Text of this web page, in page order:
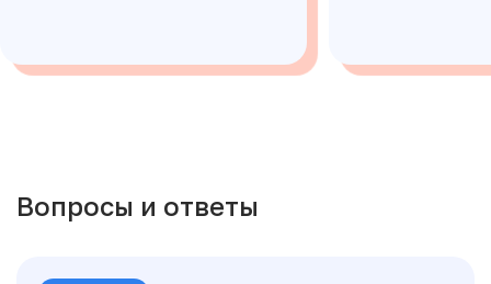
Вопросы и ответы